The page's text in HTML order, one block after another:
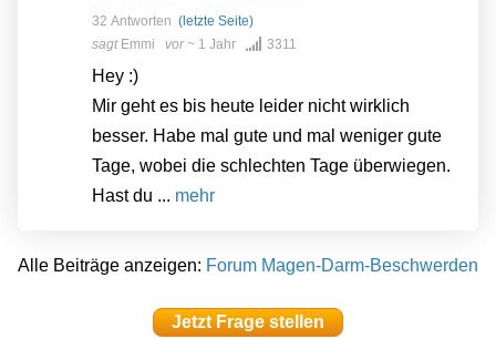
32 Antworten (letzte Seite)
sagt Emmi vor~ 1 Jahr 3311
Hey :)
Mir geht es bis heute leider nicht wirklich
besser. Habe mal gute und mal weniger gute
Tage, wobei die schlechten Tage überwiegen.
Hast du ... mehr
Alle Beiträge anzeigen: Forum Magen-Darm-Beschwerden
Jetzt Frage stellen